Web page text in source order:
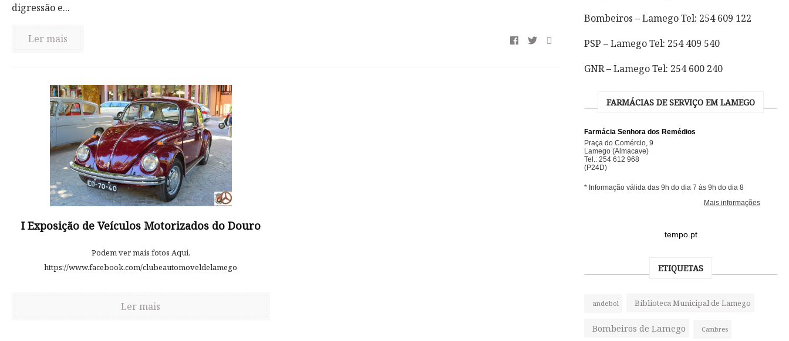
digressão e...
Ler mais
I Exposição de Veículos Motorizados do Douro
Podem ver mais fotos Aqui.
https://www.facebook.com/clubeautomoveldelamego
Ler mais
Bombeiros – Lamego Tel: 254 609 122
PSP – Lamego Tel: 254 409 540
GNR – Lamego Tel: 254 600 240
FARMÁCIAS DE SERVIÇO EM LAMEGO
tempo.pt
ETIQUETAS
andebol Biblioteca Municipal de Lamego
Bombeiros de Lamego Cambres